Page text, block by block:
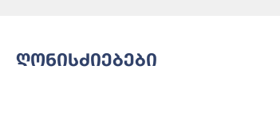
Ღონისძიებები